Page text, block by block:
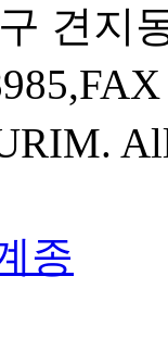
견지
.
종